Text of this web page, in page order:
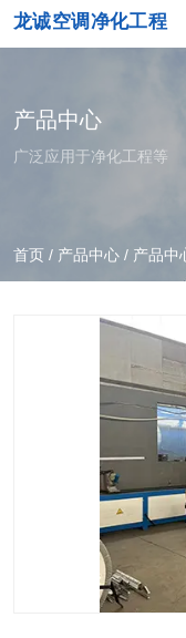
龙诚空调净化工程
产品中心
广泛应用于净化工程等
首页 / 产品中心 / 产品中